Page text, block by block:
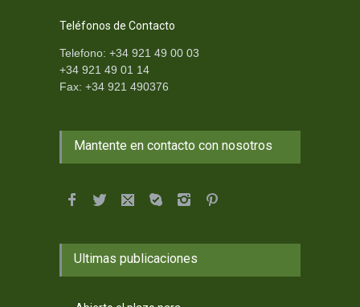
Teléfonos de Contacto
Telefono: +34 921 49 00 03
+34 921 49 01 14
Fax: +34 921 490376
Mantente en contacto con nosotros
Ultimas publicaciones